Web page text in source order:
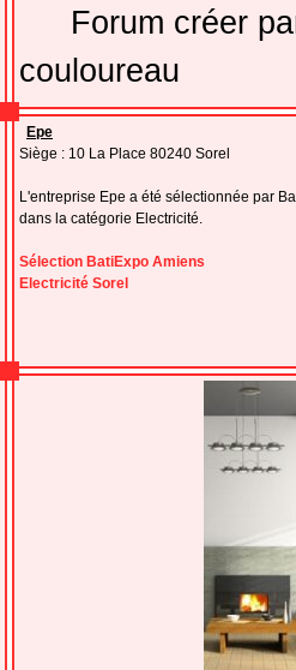
Forum créer
couloureau
Epe
Siège : 10 La Place 80240 Sorel
L'entreprise Epe a été sélectionnée par
dans la catégorie Electricité.
Sélection BatiExpo Amiens
Electricité Sorel